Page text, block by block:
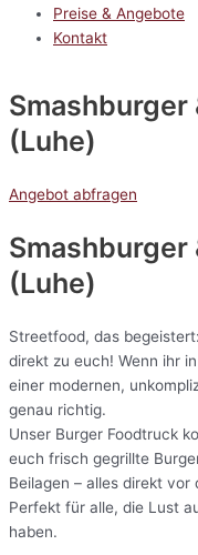
Preise & Angebote
Kontakt
Smashburger
(Luhe)
Angebot abfragen
Smashburger
(Luhe)
Streetfood, das
direkt zu euch! Wenn ihr
einer modernen,
genau richtig.
Unser Burger Foodtruck
euch frisch gegrillte
Beilagen – alles direkt
Perfekt für alle, die Lust
haben.